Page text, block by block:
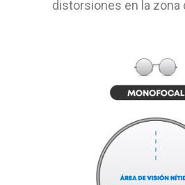
distorsiones en la zona